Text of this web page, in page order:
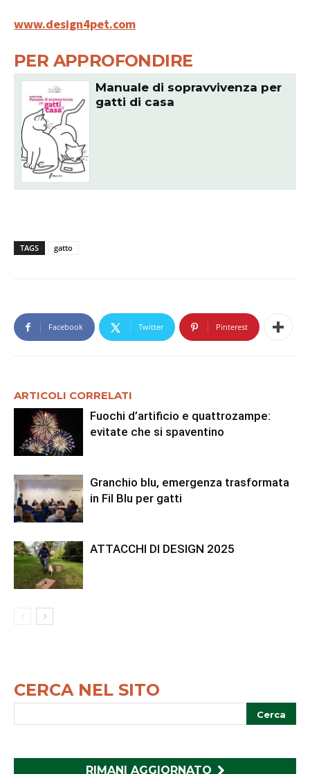
www.design4pet.com
PER APPROFONDIRE
Manuale di sopravvivenza per
gatti di casa
TAGS gatto
Facebook Twitter Pinterest
ARTICOLI CORRELATI
Fuochi d’artificio e quattrozampe:
evitate che si spaventino
Granchio blu, emergenza trasformata
in Fil Blu per gatti
ATTACCHI DI DESIGN 2025
CERCA NEL SITO
RIMANI AGGIORNATO